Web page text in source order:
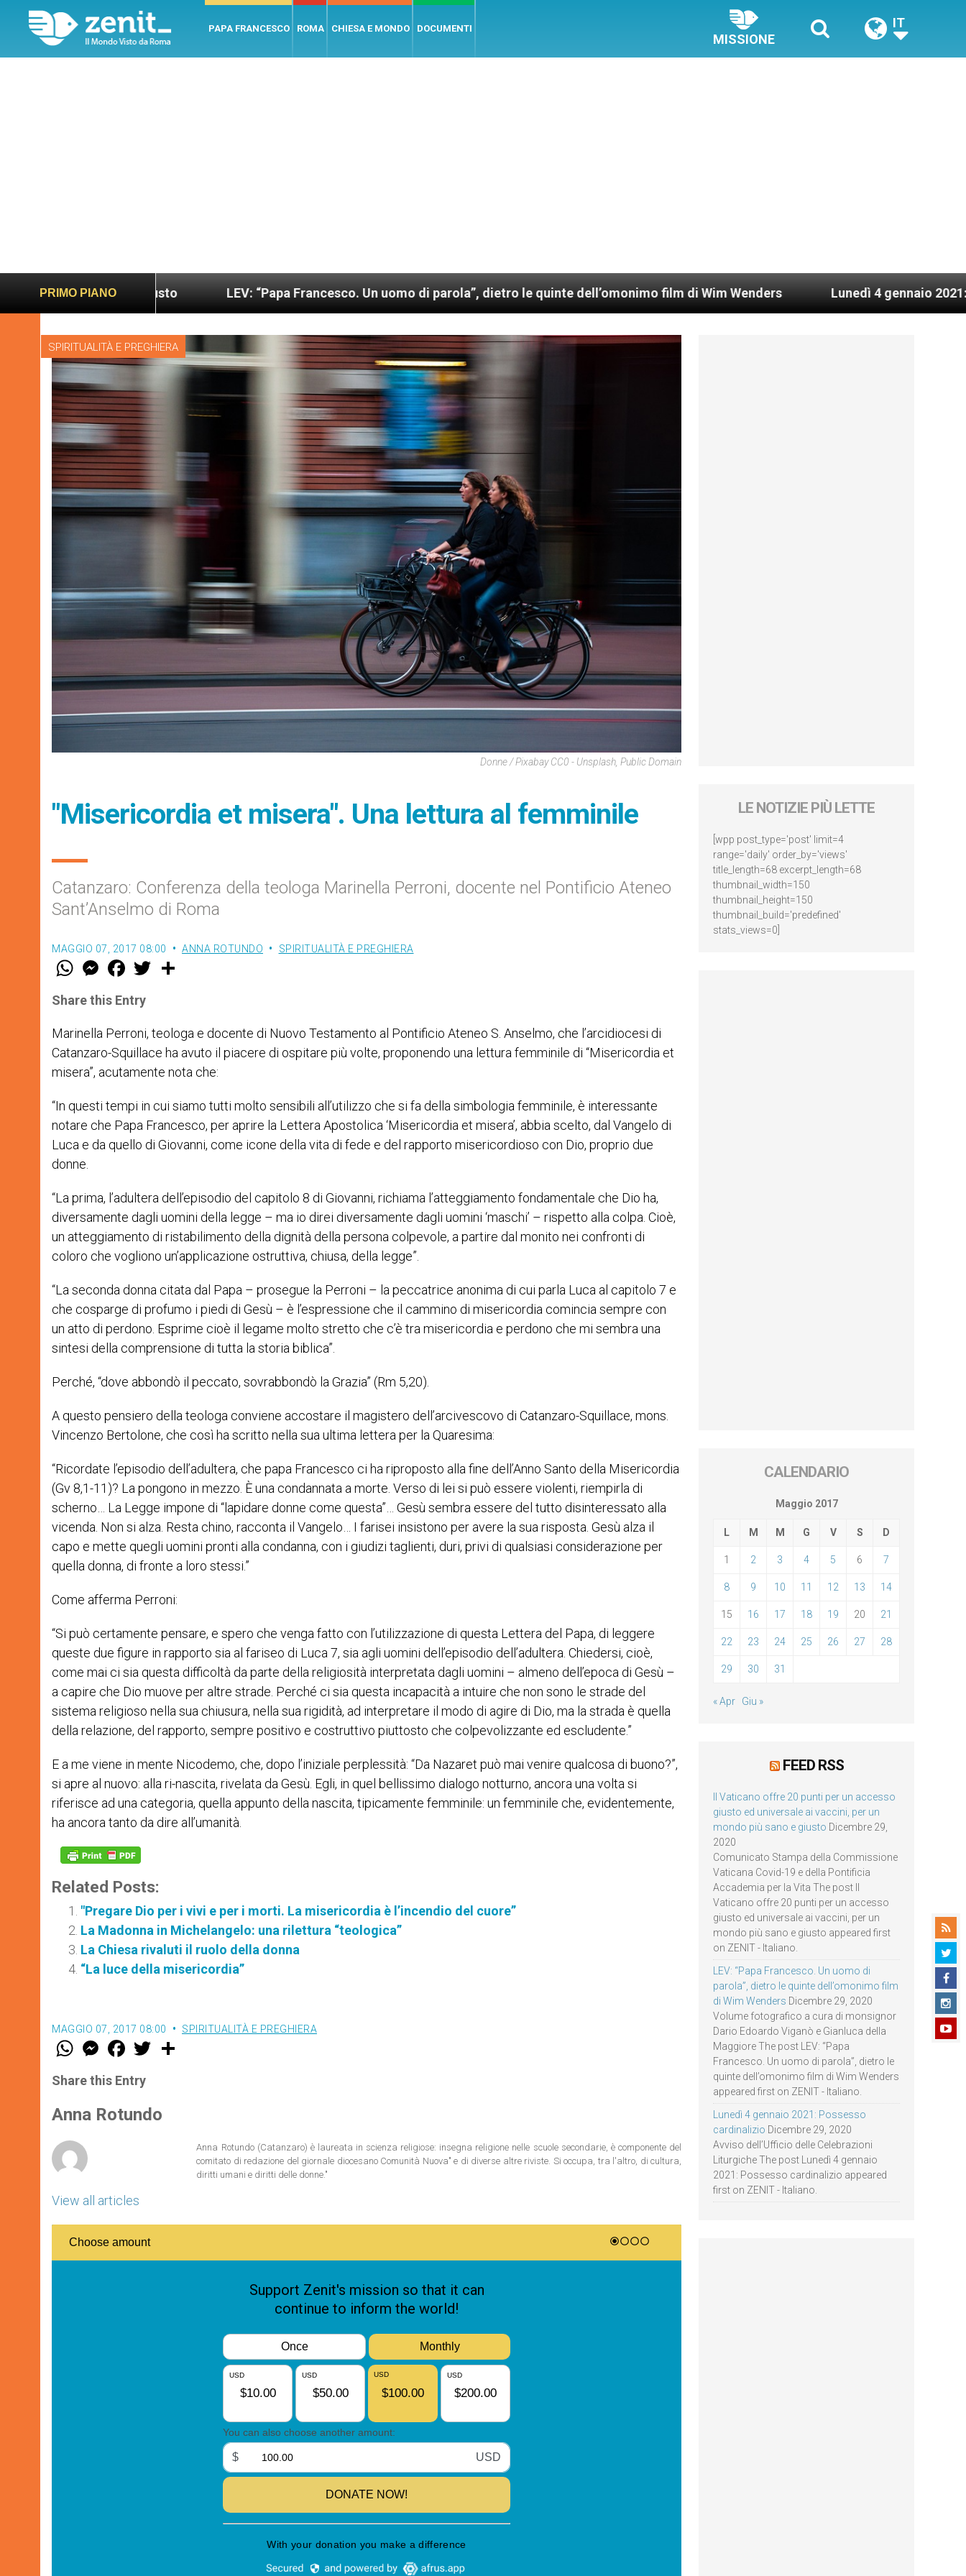
PAPA FRANCESCO ROMA CHIESA E MONDO DOCUMENTI
MISSIONE
IT
PRIMO PIANO
e giusto LEV: “Papa Francesco. Un uomo di parola”, dietro le quinte dell’omonimo film di Wim Wenders Lunedì 4 gennaio 2021: Possesso
SPIRITUALITÀ E PREGHIERA
Donne / Pixabay CC0 - Unsplash, Public Domain
"Misericordia et misera". Una lettura al femminile
Catanzaro: Conferenza della teologa Marinella Perroni, docente nel Pontificio Ateneo
Sant’Anselmo di Roma
MAGGIO 07, 2017 08:00 ANNA ROTUNDO SPIRITUALITÀ E PREGHIERA
W
t
s
p
p
M
e
s
e
g
e
r
F
a
e
b
o
k
w
r
Share this Entry
Marinella Perroni, teologa e docente di Nuovo Testamento al Pontificio Ateneo S. Anselmo, che l’arcidiocesi di
Catanzaro-Squillace ha avuto il piacere di ospitare più volte, proponendo una lettura femminile di “Misericordia et
misera”, acutamente nota che:
“In questi tempi in cui siamo tutti molto sensibili all’utilizzo che si fa della simbologia femminile, è interessante
notare che Papa Francesco, per aprire la Lettera Apostolica ‘Misericordia et misera’, abbia scelto, dal Vangelo di
Luca e da quello di Giovanni, come icone della vita di fede e del rapporto misericordioso con Dio, proprio due
donne.
“La prima, l’adultera dell’episodio del capitolo 8 di Giovanni, richiama l’atteggiamento fondamentale che Dio ha,
diversamente dagli uomini della legge – ma io direi diversamente dagli uomini ‘maschi’ – rispetto alla colpa. Cioè,
un atteggiamento di ristabilimento della dignità della persona colpevole, a partire dal monito nei confronti di
coloro che vogliono un’applicazione ostruttiva, chiusa, della legge”.
“La seconda donna citata dal Papa – prosegue la Perroni – la peccatrice anonima di cui parla Luca al capitolo 7 e
che cosparge di profumo i piedi di Gesù – è l’espressione che il cammino di misericordia comincia sempre con
un atto di perdono. Esprime cioè il legame molto stretto che c’è tra misericordia e perdono che mi sembra una
sintesi della comprensione di tutta la storia biblica”.
Perché, “dove abbondò il peccato, sovrabbondò la Grazia” (Rm 5,20).
A questo pensiero della teologa conviene accostare il magistero dell’arcivescovo di Catanzaro-Squillace, mons.
Vincenzo Bertolone, che così ha scritto nella sua ultima lettera per la Quaresima:
“Ricordate l’episodio dell’adultera, che papa Francesco ci ha riproposto alla fine dell’Anno Santo della Misericordia
(Gv 8,1-11)? La pongono in mezzo. È una condannata a morte. Verso di lei si può essere violenti, riempirla di
scherno… La Legge impone di “lapidare donne come questa”… Gesù sembra essere del tutto disinteressato alla
vicenda. Non si alza. Resta chino, racconta il Vangelo… I farisei insistono per avere la sua risposta. Gesù alza il
capo e mette quegli uomini pronti alla condanna, con i giudizi taglienti, duri, privi di qualsiasi considerazione per
quella donna, di fronte a loro stessi.”
Come afferma Perroni:
“Si può certamente pensare, e spero che venga fatto con l’utilizzazione di questa Lettera del Papa, di leggere
queste due figure in rapporto sia al fariseo di Luca 7, sia agli uomini dell’episodio dell’adultera. Chiedersi, cioè,
come mai ci sia questa difficoltà da parte della religiosità interpretata dagli uomini – almeno dell’epoca di Gesù –
a capire che Dio muove per altre strade. Perché ci sia questa incapacità a intuire che non sono le strade del
sistema religioso nella sua chiusura, nella sua rigidità, ad interpretare il modo di agire di Dio, ma la strada è quella
della relazione, del rapporto, sempre positivo e costruttivo piuttosto che colpevolizzante ed escludente.”
E a me viene in mente Nicodemo, che, dopo l’iniziale perplessità: “Da Nazaret può mai venire qualcosa di buono?”,
si apre al nuovo: alla ri-nascita, rivelata da Gesù. Egli, in quel bellissimo dialogo notturno, ancora una volta si
riferisce ad una categoria, quella appunto della nascita, tipicamente femminile: un femminile che, evidentemente,
ha ancora tanto da dire all’umanità.
Related Posts:
"Pregare Dio per i vivi e per i morti. La misericordia è l’incendio del cuore”
La Madonna in Michelangelo: una rilettura “teologica”
La Chiesa rivaluti il ruolo della donna
“La luce della misericordia”
MAGGIO 07, 2017 08:00 SPIRITUALITÀ E PREGHIERA
W
t
s
p
p
M
e
s
e
g
e
F
a
e
b
o
k
w
r
Share this Entry
Anna Rotundo
View all articles
Anna Rotundo (Catanzaro) è laureata in scienza religiose: insegna religione nelle scuole secondarie, è componente del
comitato di redazione del giornale diocesano Comunità Nuova" e di diverse altre riviste. Si occupa, tra l'altro, di cultura,
diritti umani e diritti delle donne."
LE NOTIZIE PIÙ LETTE
[wpp post_type='post' limit=4
range='daily' order_by='views'
title_length=68 excerpt_length=68
thumbnail_width=150
thumbnail_height=150
thumbnail_build='predefined'
stats_views=0]
CALENDARIO
Maggio 2017
L M M G V S D
1 2 3 4 5 6 7
8 9 10 11 12 13 14
15 16 17 18 19 20 21
22 23 24 25 26 27 28
29 30 31
« Apr Giu »
FEED RSS
Il Vaticano offre 20 punti per un accesso
giusto ed universale ai vaccini, per un
mondo più sano e giusto Dicembre 29,
2020
Comunicato Stampa della Commissione
Vaticana Covid-19 e della Pontificia
Accademia per la Vita The post Il
Vaticano offre 20 punti per un accesso
giusto ed universale ai vaccini, per un
mondo più sano e giusto appeared first
on ZENIT - Italiano.
LEV: “Papa Francesco. Un uomo di
parola”, dietro le quinte dell’omonimo film
di Wim Wenders Dicembre 29, 2020
Volume fotografico a cura di monsignor
Dario Edoardo Viganò e Gianluca della
Maggiore The post LEV: “Papa
Francesco. Un uomo di parola”, dietro le
quinte dell’omonimo film di Wim Wenders
appeared first on ZENIT - Italiano.
Lunedì 4 gennaio 2021: Possesso
cardinalizio Dicembre 29, 2020
Avviso dell’Ufficio delle Celebrazioni
Liturgiche The post Lunedì 4 gennaio
2021: Possesso cardinalizio appeared
first on ZENIT - Italiano.